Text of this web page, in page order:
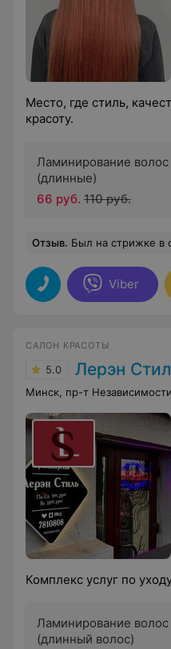
Место, где стиль,
красоту.
Ламинирование волос
(длинные)
66 руб. 110 руб.
Отзыв. Был на стрижке в салоне. Был
Viber
САЛОН КРАСОТЫ
5.0 Лерэн
Минск, пр-т
Комплекс услуг по
Ламинирование волос
(длинный волос)